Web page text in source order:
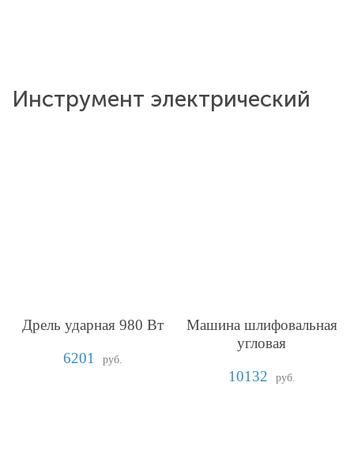
Инструмент электрический
Дрель ударная 980 Вт
6201
руб.
Машина шлифовальная
угловая
10132
руб.